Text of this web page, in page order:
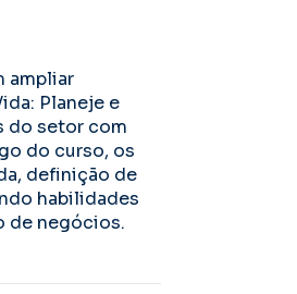
ampliar
Planeje e
do setor com
do curso, os
definição de
habilidades
de negócios.